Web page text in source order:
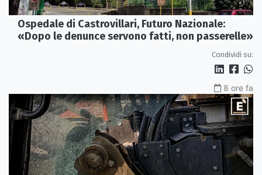
Ospedale di Castrovillari, Futuro Nazionale:
«Dopo le denunce servono fatti, non passerelle»
Condividi su:
8 ore fa